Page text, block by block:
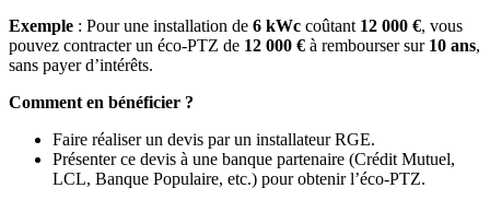
Exemple : Pour une installation de 6 kWc coûtant 12 000 €, vous
pouvez contracter un éco-PTZ de 12 000 € à rembourser sur 10 ans,
sans payer d’intérêts.
Comment en bénéficier ?
Faire réaliser un devis par un installateur RGE.
Présenter ce devis à une banque partenaire (Crédit Mutuel,
LCL, Banque Populaire, etc.) pour obtenir l’éco-PTZ.